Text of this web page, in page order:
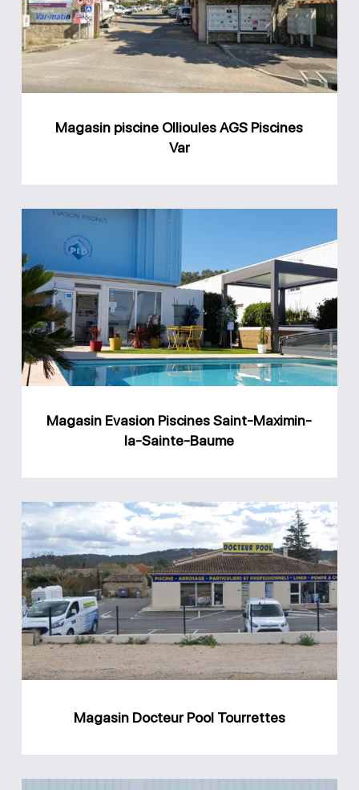
AGS
Piscines
Var
Magasin piscine Ollioules AGS Piscines
Var
Piscines
Saint-
Maximin-
la-
Sainte-
Magasin Evasion Piscines Saint-Maximin-
la-Sainte-Baume
Magasin
Docteur
Pool
Tourrettes
Magasin Docteur Pool Tourrettes